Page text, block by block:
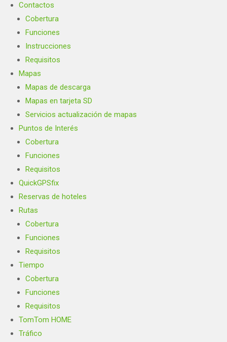
Contactos
Cobertura
Funciones
Instrucciones
Requisitos
Mapas
Mapas de descarga
Mapas en tarjeta SD
Servicios actualización de mapas
Puntos de Interés
Cobertura
Funciones
Requisitos
QuickGPSfix
Reservas de hoteles
Rutas
Cobertura
Funciones
Requisitos
Tiempo
Cobertura
Funciones
Requisitos
TomTom HOME
Tráfico